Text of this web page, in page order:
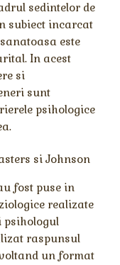
sedintelor de
subiect incarcat
este
In acest
si
sunt
psihologice
si Johnson
fost puse in
realizate
psihologul
raspunsul
un format